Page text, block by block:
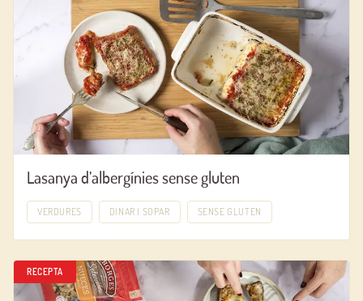
Lasanya d’albergínies sense gluten
VERDURES DINAR I SOPAR SENSE GLUTEN
RECEPTA